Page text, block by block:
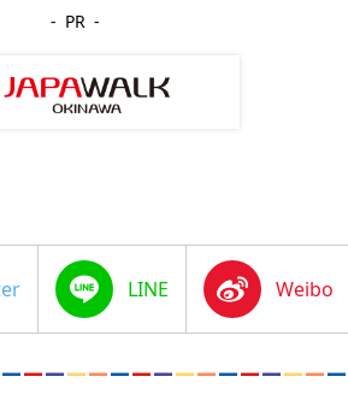
PR
Line Sina
Weibo